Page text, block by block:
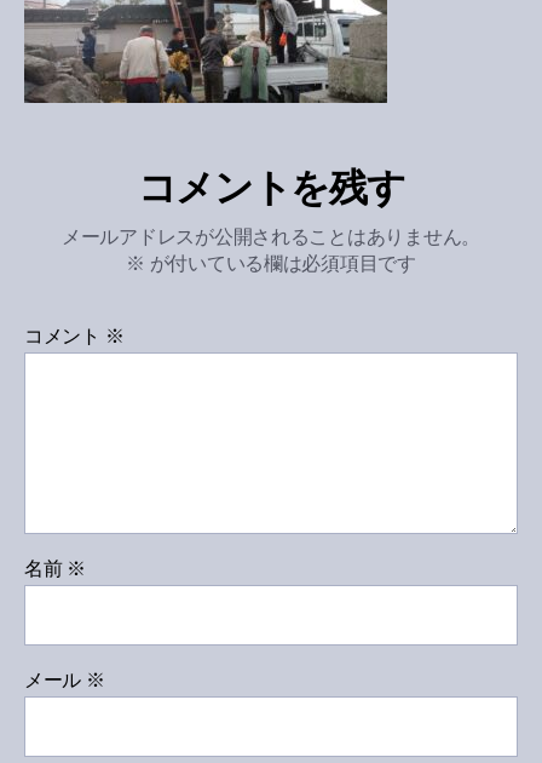
コメントを残す
メールアドレスが公開されることはありません。
※ が付いている欄は必須項目です
コメント ※
名前 ※
メール ※